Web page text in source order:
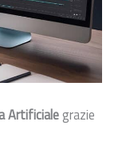
Artificiale grazie